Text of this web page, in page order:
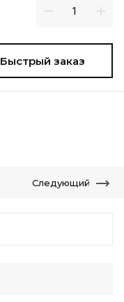
Быстрый заказ
Следующий